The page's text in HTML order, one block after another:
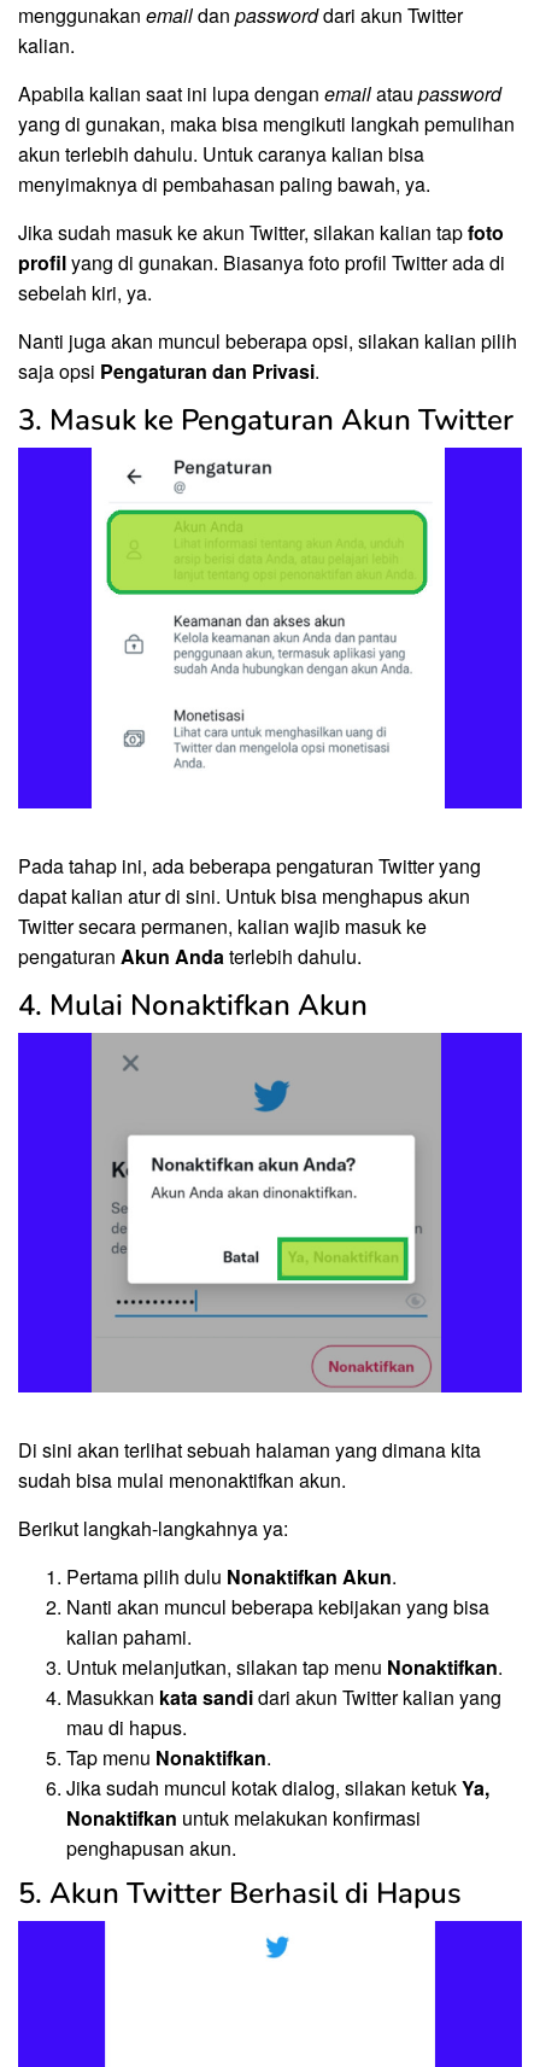
menggunakan emaildan passworddari akun Twitter
kalian.
Apabila kalian saat ini lupa dengan emailatau password
yang di gunakan, maka bisa mengikuti langkah pemulihan
akun terlebih dahulu. Untuk caranya kalian bisa
menyimaknya di pembahasan paling bawah, ya.
Jika sudah masuk ke akun Twitter, silakan kalian tapfoto
profilyang di gunakan. Biasanya foto profil Twitter ada di
sebelah kiri, ya.
Nanti juga akan muncul beberapa opsi, silakan kalian pilih
saja opsi Pengaturan dan Privasi.
3. Masuk ke Pengaturan Akun Twitter
Pada tahap ini, ada beberapa pengaturan Twitter yang
dapat kalian atur di sini. Untuk bisa menghapus akun
Twitter secara permanen, kalian wajib masuk ke
pengaturan Akun Andaterlebih dahulu.
4. Mulai Nonaktifkan Akun
Di sini akan terlihat sebuah halaman yang dimana kita
sudah bisa mulai menonaktifkan akun.
Berikut langkah-langkahnya ya:
Pertama pilih dulu Nonaktifkan Akun.
Nanti akan muncul beberapa kebijakan yang bisa
kalian pahami.
Untuk melanjutkan, silakan tap menu Nonaktifkan.
Masukkan kata sandidari akun Twitter kalian yang
mau di hapus.
Tap menu Nonaktifkan.
Jika sudah muncul kotak dialog, silakan ketukYa,
Nonaktifkan untuk melakukan konfirmasi
penghapusan akun.
5. Akun Twitter Berhasil di Hapus